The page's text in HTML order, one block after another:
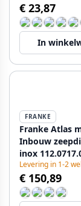
€ 23,87
In
FRANKE
Franke Atlas
Inbouw
inox
Levering in 1-2
€ 150,89